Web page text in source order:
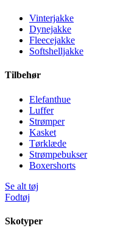
Vinterjakke
Dynejakke
Fleecejakke
Softshelljakke
Tilbehør
Elefanthue
Luffer
Strømper
Kasket
Tørklæde
Strømpebukser
Boxershorts
Se alt tøj
Fodtøj
Skotyper